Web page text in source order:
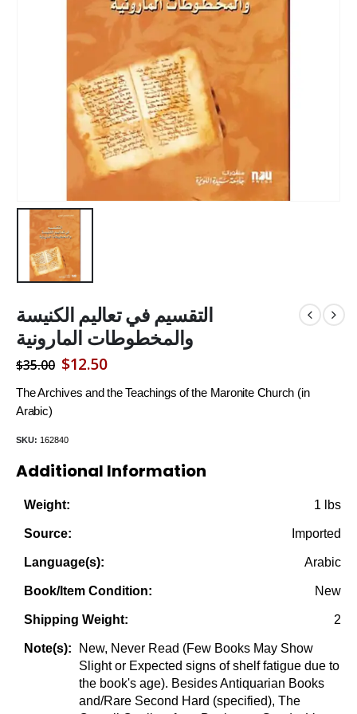
التقسيم في تعاليم الكنيسة
والمخطوطات المارونية
$35.00 Original
price
$35.00.
$12.50Current
price
The Archives and the Teachings of the Maronite Church (in
Arabic)
SKU: 162840
Additional Information
Weight: 1 lbs
Source: Imported
Language(s): Arabic
Book/Item Condition: New
Shipping Weight: 2
Note(s):
New, Never Read (Few Books May Show
Slight or Expected signs of shelf fatigue due to
the book's age). Besides Antiquarian Books
and/Rare Second Hard (specified), The